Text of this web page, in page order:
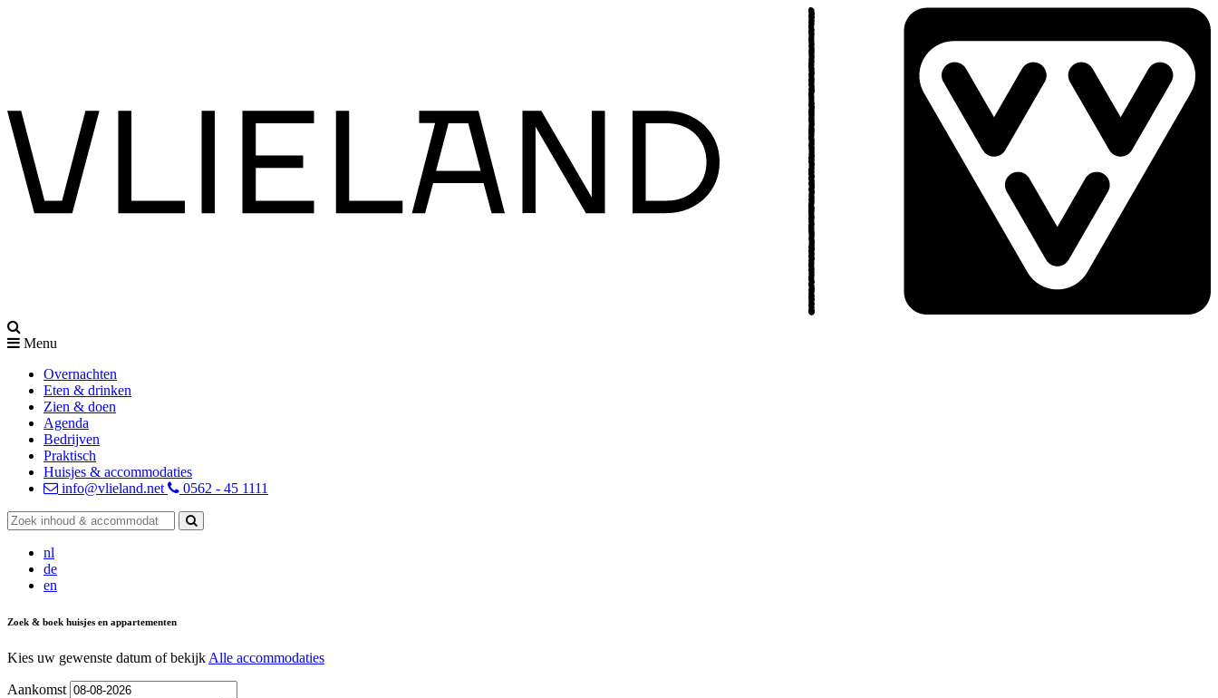
Menu
Overnachten
Eten & drinken
Zien & doen
Agenda
Bedrijven
Praktisch
Huisjes & accommodaties
info@vlieland.net
0562 - 45 1111
nl
de
en
Zoek & boek huisjes en appartementen
Kies uw gewenste datum of bekijk Alle accommodaties
Aankomst